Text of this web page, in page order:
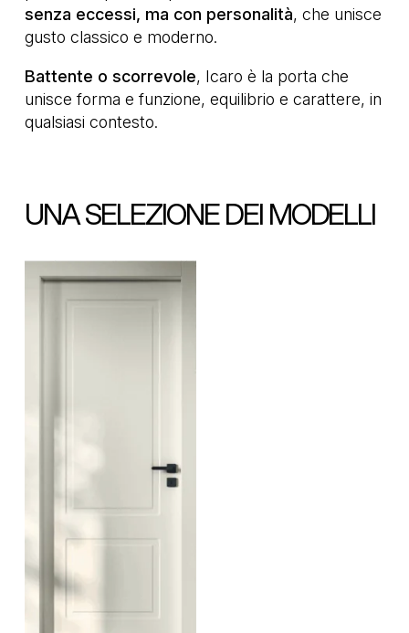
senza eccessi, ma con personalità, che unisce
gusto classico e moderno.
Battente o scorrevole, Icaro è la porta che
unisce forma e funzione, equilibrio e carattere, in
qualsiasi contesto.
UNA SELEZIONE DEI MODELLI